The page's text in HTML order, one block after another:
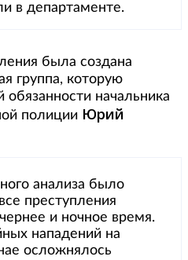
в департаменте.
была создана
группа, которую
начальника
полиции Юрий
анализа было
преступления
и ночное время.
нападений на
осложнялось